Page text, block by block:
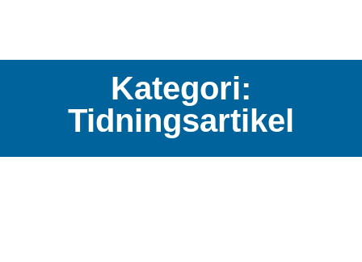
Kategori:
Tidningsartikel